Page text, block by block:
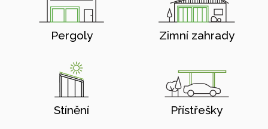
Pergoly Zimní zahrady
Stínění Přístřešky